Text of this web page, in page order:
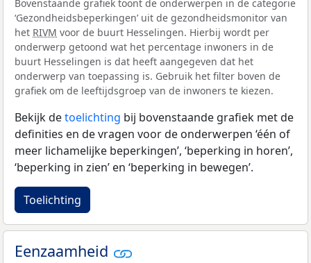
Bovenstaande grafiek toont de onderwerpen in de categorie
‘Gezondheidsbeperkingen’ uit de gezondheidsmonitor van
het RIVM voor de buurt Hesselingen. Hierbij wordt per
onderwerp getoond wat het percentage inwoners in de
buurt Hesselingen is dat heeft aangegeven dat het
onderwerp van toepassing is. Gebruik het filter boven de
grafiek om de leeftijdsgroep van de inwoners te kiezen.
Bekijk detoelichting bij bovenstaande grafiek met de
definities en de vragen voor de onderwerpen ‘één of
meer lichamelijke beperkingen’, ‘beperking in horen’,
‘beperking in zien’ en ‘beperking in bewegen’.
Toelichting
Eenzaamheid